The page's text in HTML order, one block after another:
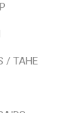
/ TAHE